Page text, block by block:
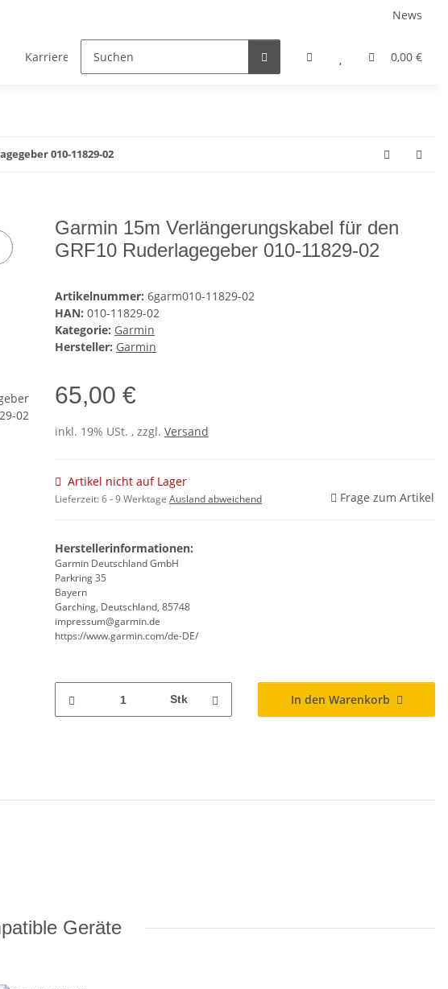
News
0,00 €
Karriere Service
010-11829-02
Garmin 15m Verlängerungskabel für den
GRF10 Ruderlagegeber 010-11829-02
Artikelnummer: 6garm010-11829-02
HAN: 010-11829-02
Kategorie: Garmin
Hersteller: Garmin
65,00 €
inkl. 19% USt. , zzgl. Versand
Artikel nicht auf Lager
Lieferzeit:6 - 9 Werktage Ausland abweichend Frage zum Artikel
Herstellerinformationen:
Garmin Deutschland GmbH
Parkring 35
Bayern
Garching, Deutschland, 85748
impressum@garmin.de
https://www.garmin.com/de-DE/
Stk In den Warenkorb
Geräte